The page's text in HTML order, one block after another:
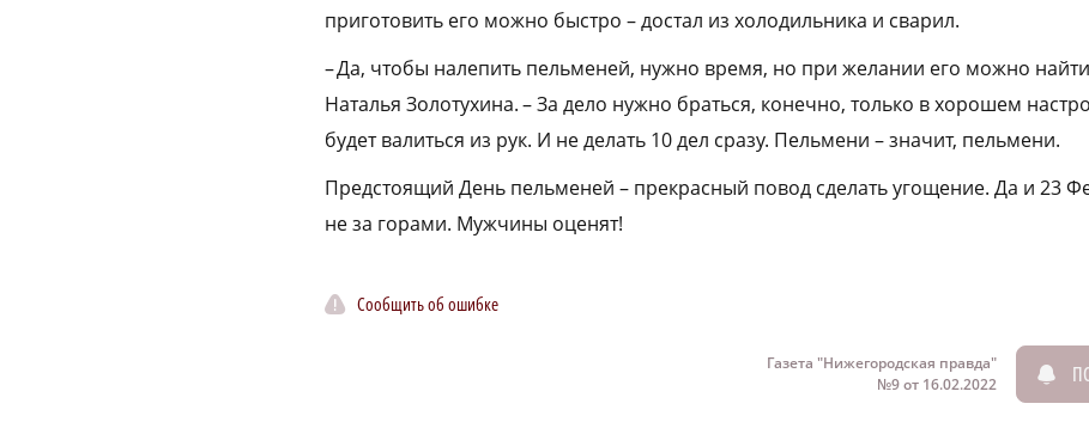
приготовить его можно быстро – достал из холодильника и сварил.
– Да, чтобы налепить пельменей, нужно время, но при желании его можно
Наталья Золотухина. – За дело нужно браться, конечно, только в хорошем
будет валиться из рук. И не делать 10 дел сразу. Пельмени – значит, пельмени.
Предстоящий День пельменей – прекрасный повод сделать угощение. Да и 23
не за горами. Мужчины оценят!
Сообщить об ошибке
Газета "Нижегородская правда"
№9 от 16.02.2022